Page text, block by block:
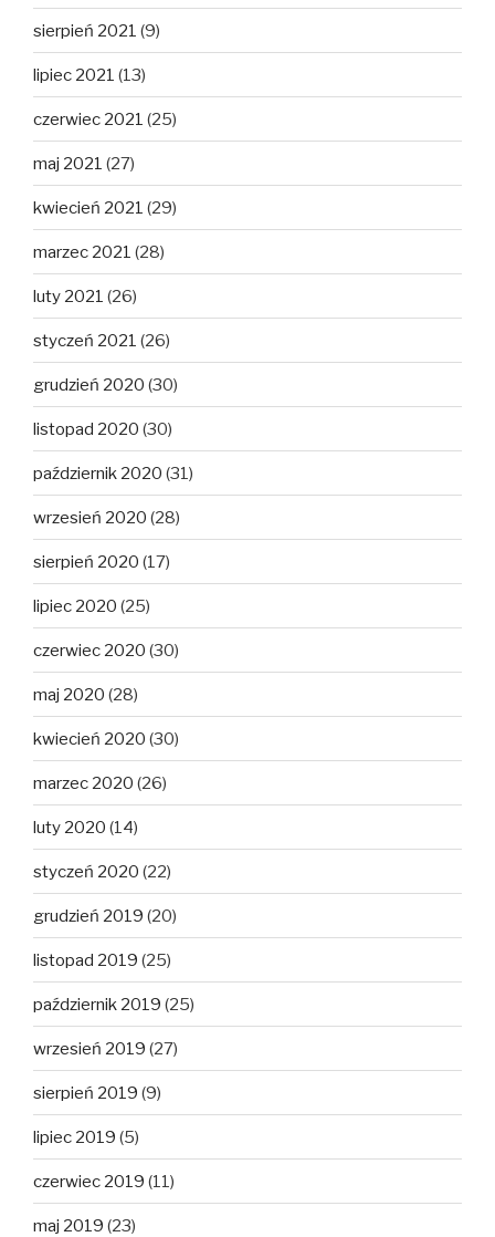
sierpień 2021 (9)
lipiec 2021 (13)
czerwiec 2021 (25)
maj 2021 (27)
kwiecień 2021 (29)
marzec 2021 (28)
luty 2021 (26)
styczeń 2021 (26)
grudzień 2020 (30)
listopad 2020 (30)
październik 2020 (31)
wrzesień 2020 (28)
sierpień 2020 (17)
lipiec 2020 (25)
czerwiec 2020 (30)
maj 2020 (28)
kwiecień 2020 (30)
marzec 2020 (26)
luty 2020 (14)
styczeń 2020 (22)
grudzień 2019 (20)
listopad 2019 (25)
październik 2019 (25)
wrzesień 2019 (27)
sierpień 2019 (9)
lipiec 2019 (5)
czerwiec 2019 (11)
maj 2019 (23)